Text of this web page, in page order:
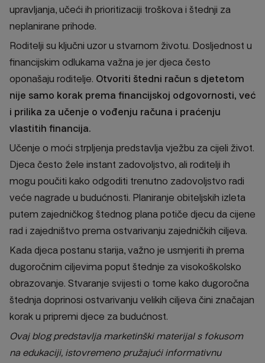
upravljanja, učeći ih prioritizaciji troškova i štednji za
neplanirane prihode.
Roditelji su ključni uzor u stvarnom životu. Dosljednost u
financijskim odlukama važna je jer djeca često
oponašaju roditelje. Otvoriti štedni račun s djetetom
nije samo korak prema financijskoj odgovornosti, već
i prilika za učenje o vođenju računa i praćenju
vlastitih financija.
Učenje o moći strpljenja predstavlja vježbu za cijeli život.
Djeca često žele instant zadovoljstvo, ali roditelji ih
mogu poučiti kako odgoditi trenutno zadovoljstvo radi
veće nagrade u budućnosti. Planiranje obiteljskih izleta
putem zajedničkog štednog plana potiče djecu da cijene
rad i zajedništvo prema ostvarivanju zajedničkih ciljeva.
Kada djeca postanu starija, važno je usmjeriti ih prema
dugoročnim ciljevima poput štednje za visokoškolsko
obrazovanje. Stvaranje svijesti o tome kako dugoročna
štednja doprinosi ostvarivanju velikih ciljeva čini značajan
korak u pripremi djece za budućnost.
Ovaj blog predstavlja marketinški materijal s fokusom
na edukaciji, istovremeno pružajući informativnu